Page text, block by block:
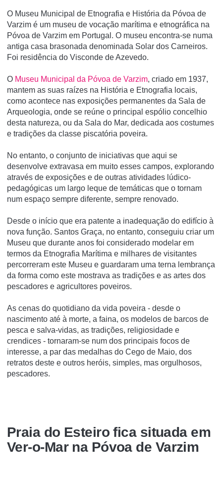
O Museu Municipal de Etnografia e História da Póvoa de
Varzim é um museu de vocação marí­tima e etnográfica na
Póvoa de Varzim em Portugal. O museu encontra-se numa
antiga casa brasonada denominada Solar dos Carneiros.
Foi residência do Visconde de Azevedo.
O Museu Municipal da Póvoa de Varzim, criado em 1937,
mantem as suas raízes na História e Etnografia locais,
como acontece nas exposições permanentes da Sala de
Arqueologia, onde se reúne o principal espólio concelhio
desta natureza, ou da Sala do Mar, dedicada aos costumes
e tradições da classe piscatória poveira.
No entanto, o conjunto de iniciativas que aqui se
desenvolve extravasa em muito esses campos, explorando
através de exposições e de outras atividades lúdico-
pedagógicas um largo leque de temáticas que o tornam
num espaço sempre diferente, sempre renovado.
Desde o início que era patente a inadequação do edifício à
nova função. Santos Graça, no entanto, conseguiu criar um
Museu que durante anos foi considerado modelar em
termos da Etnografia Marítima e milhares de visitantes
percorreram este Museu e guardaram uma terna lembrança
da forma como este mostrava as tradições e as artes dos
pescadores e agricultores poveiros.
As cenas do quotidiano da vida poveira - desde o
nascimento até à morte, a faina, os modelos de barcos de
pesca e salva-vidas, as tradições, religiosidade e
crendices - tornaram-se num dos principais focos de
interesse, a par das medalhas do Cego de Maio, dos
retratos deste e outros heróis, simples, mas orgulhosos,
pescadores.
Praia do Esteiro fica situada em
Ver-o-Mar na Póvoa de Varzim